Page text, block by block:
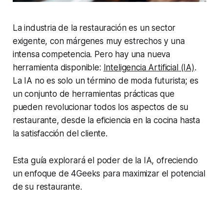
La industria de la restauración es un sector
exigente, con márgenes muy estrechos y una
intensa competencia. Pero hay una nueva
herramienta disponible: Inteligencia Artificial (IA).
La IA no es solo un término de moda futurista; es
un conjunto de herramientas prácticas que
pueden revolucionar todos los aspectos de su
restaurante, desde la eficiencia en la cocina hasta
la satisfacción del cliente.
Esta guía explorará el poder de la IA, ofreciendo
un enfoque de 4Geeks para maximizar el potencial
de su restaurante.